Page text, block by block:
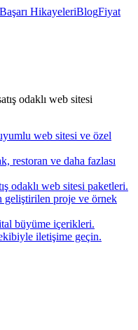
Başarı HikayeleriBlogFiyat
odaklı web sitesi
web sitesi ve özel
restoran ve daha fazlası
odaklı web sitesi paketleri.
geliştirilen proje ve örnek
büyüme içerikleri.
iletişime geçin.